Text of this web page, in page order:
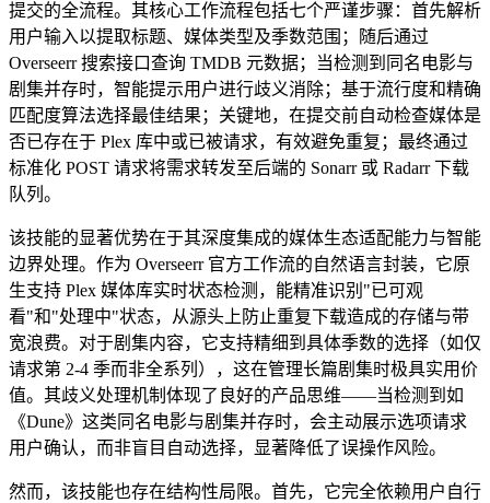
提交的全流程。其核心工作流程包括七个严谨步骤：首先解析
用户输入以提取标题、媒体类型及季数范围；随后通过
Overseerr 搜索接口查询 TMDB 元数据；当检测到同名电影与
剧集并存时，智能提示用户进行歧义消除；基于流行度和精确
匹配度算法选择最佳结果；关键地，在提交前自动检查媒体是
否已存在于 Plex 库中或已被请求，有效避免重复；最终通过
标准化 POST 请求将需求转发至后端的 Sonarr 或 Radarr 下载
队列。
该技能的显著优势在于其深度集成的媒体生态适配能力与智能
边界处理。作为 Overseerr 官方工作流的自然语言封装，它原
生支持 Plex 媒体库实时状态检测，能精准识别"已可观
看"和"处理中"状态，从源头上防止重复下载造成的存储与带
宽浪费。对于剧集内容，它支持精细到具体季数的选择（如仅
请求第 2-4 季而非全系列），这在管理长篇剧集时极具实用价
值。其歧义处理机制体现了良好的产品思维——当检测到如
《Dune》这类同名电影与剧集并存时，会主动展示选项请求
用户确认，而非盲目自动选择，显著降低了误操作风险。
然而，该技能也存在结构性局限。首先，它完全依赖用户自行